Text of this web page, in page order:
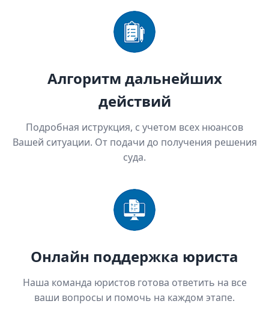
Алгоритм дальнейших
действий
Подробная иструкция, с учетом всех нюансов
Вашей ситуации. От подачи до получения решения
суда.
Онлайн поддержка юриста
Наша команда юристов готова ответить на все
ваши вопросы и помочь на каждом этапе.